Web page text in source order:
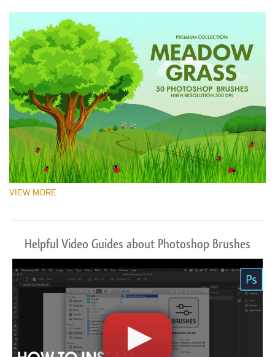
Meadow Grass
(30 Ps Brushes)
Free download
VIEW MORE
Helpful Video Guides about Photoshop Brushes